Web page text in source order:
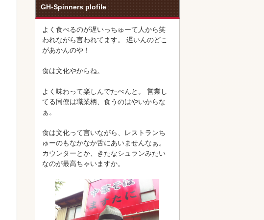
GH-Spinners plofile
よく食べるのが遅いっちゅーて人から笑
われながら言われてます。 遅いんのどこ
があかんのや！
食は文化やからね。
よく味わって楽しんでたべんと。 営業し
てる同僚は職業柄、食うのはやいからな
ぁ。
食は文化って言いながら、レストランち
ゅーのもなかなか舌にあいませんなぁ。
カウンターとか、きたなシュランみたい
なのが最高ちゃいますか。